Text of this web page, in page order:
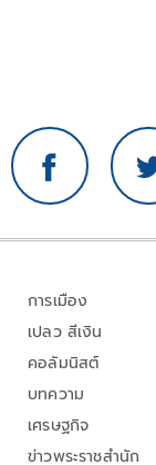
การเมือง
เปลว สีเงิน
คอลัมนิสต์
บทความ
เศรษฐกิจ
ข่าวพระราชสำนัก